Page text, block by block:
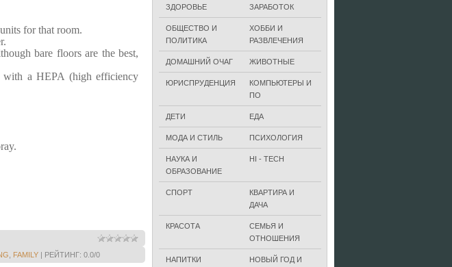
for that room.
bare floors are the best,
with a HEPA (high efficiency
FAMILY | РЕЙТИНГ: 0.0/0
ЗДОРОВЬЕ
ЗАРАБОТОК
ОБЩЕСТВО И
ПОЛИТИКА
ХОББИ И
РАЗВЛЕЧЕНИЯ
ДОМАШНИЙ ОЧАГ ЖИВОТНЫЕ
ЮРИСПРУДЕНЦИЯ
КОМПЬЮТЕРЫ И
ПО
ДЕТИ ЕДА
МОДА И СТИЛЬ ПСИХОЛОГИЯ
НАУКА И
ОБРАЗОВАНИЕ
HI - TECH
СПОРТ
КВАРТИРА И
ДАЧА
КРАСОТА
СЕМЬЯ И
ОТНОШЕНИЯ
НАПИТКИ
НОВЫЙ ГОД И